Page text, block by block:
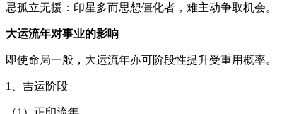
忌孤立无援：印星多而思想僵化者，难主动争取机会。
大运流年对事业的影响
即使命局一般，大运流年亦可阶段性提升受重用概率。
1、吉运阶段